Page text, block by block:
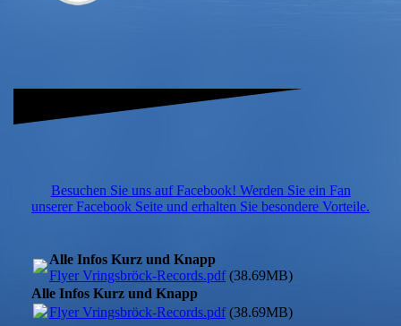
Besuchen Sie uns auf Facebook! Werden Sie ein Fan
unserer Facebook Seite und erhalten Sie besondere Vorteile.
Alle Infos Kurz und Knapp
Flyer Vringsbröck-Records.pdf(38.69MB)
Alle Infos Kurz und Knapp
Flyer Vringsbröck-Records.pdf(38.69MB)